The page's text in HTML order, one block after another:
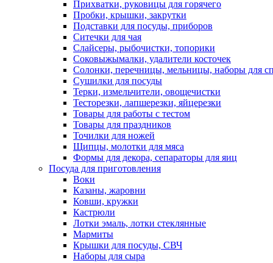
Прихватки, руковицы для горячего
Пробки, крышки, закрутки
Подставки для посуды, приборов
Ситечки для чая
Слайсеры, рыбочистки, топорики
Соковыжымалки, удалители косточек
Солонки, перечницы, мельницы, наборы для
Сушилки для посуды
Терки, измельчители, овощечистки
Тесторезки, лапшерезки, яйцерезки
Товары для работы с тестом
Товары для праздников
Точилки для ножей
Щипцы, молотки для мяса
Формы для декора, сепараторы для яиц
Посуда для приготовления
Воки
Казаны, жаровни
Ковши, кружки
Кастрюли
Лотки эмаль, лотки стеклянные
Мармиты
Крышки для посуды, СВЧ
Наборы для сыра